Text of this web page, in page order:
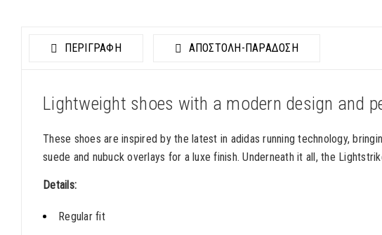
ΠΕΡΙΓΡΑΦΗ ΑΠΟΣΤΟΛΉ-ΠΑΡΆΔΟΣΗ
Lightweight shoes with a modern design and
These shoes are inspired by the latest in adidas running technology,
suede and nubuck overlays for a luxe finish. Underneath it all, the
Details:
Regular fit